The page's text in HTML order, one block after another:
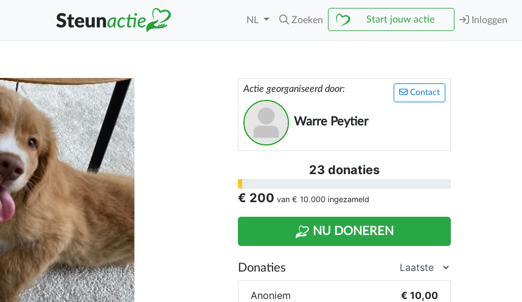
NL Zoeken Start jouw actie Inloggen
Contact
Actie georganiseerd door:
Warre Peytier
23 donaties
€ 200 van € 10.000 ingezameld
NU DONEREN
Donaties
Anoniem € 10,00